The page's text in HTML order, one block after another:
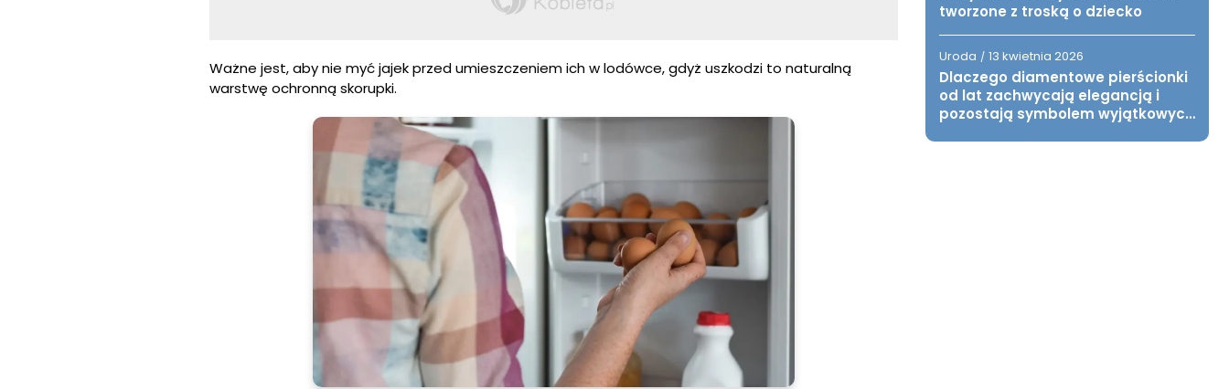
Ważne jest, aby nie myć jajek przed umieszczeniem ich w lodówce, gdyż uszkodzi to naturalną
warstwę ochronną skorupki.
tworzone z troską o dziecko
Uroda / 13 kwietnia 2026
Dlaczego diamentowe pierścionki
od lat zachwycają elegancją i
pozostają symbolem wyjątkowych